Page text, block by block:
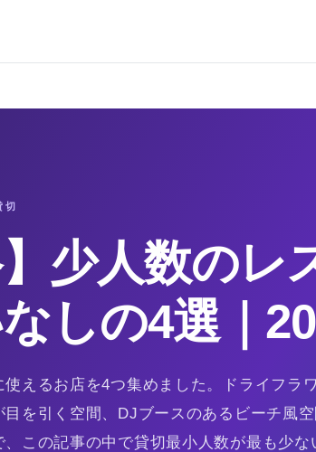
】少人数のレ
しの4選｜
えるお店を4つ集めました。ドライフラ
目を引く空間、DJブースのあるビーチ風
この記事の中で貸切最小人数が最も少な